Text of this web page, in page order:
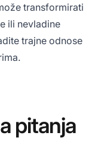
transformirati
ili nevladine
trajne odnose
pitanja